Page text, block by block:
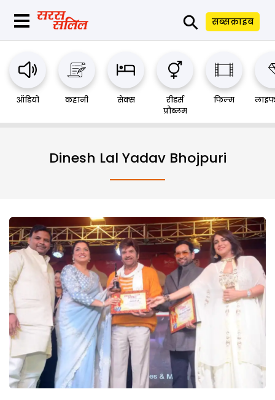
⚲ सब्सक्राइब
ऑडियो कहानी सेक्स
रीडर्स
प्रौब्लम
फिल्म
Dinesh Lal Yadav Bhojpuri